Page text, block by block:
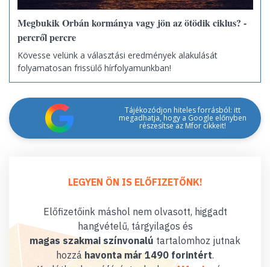
Megbukik Orbán kormánya vagy jön az ötödik ciklus? -
percről percre
Kövesse velünk a választási eredmények alakulását
folyamatosan frissülő hírfolyamunkban!
Tájékozódjon hiteles forrásból: itt
megadhatja, hogy a Google előnyben
részesítse az Mfor cikkeit!
LEGYEN ÖN IS ELŐFIZETŐNK!
Előfizetőink máshol nem olvasott, higgadt
hangvételű, tárgyilagos és
magas szakmai színvonalú tartalomhoz jutnak
hozzáhavonta már 1490 forintért.